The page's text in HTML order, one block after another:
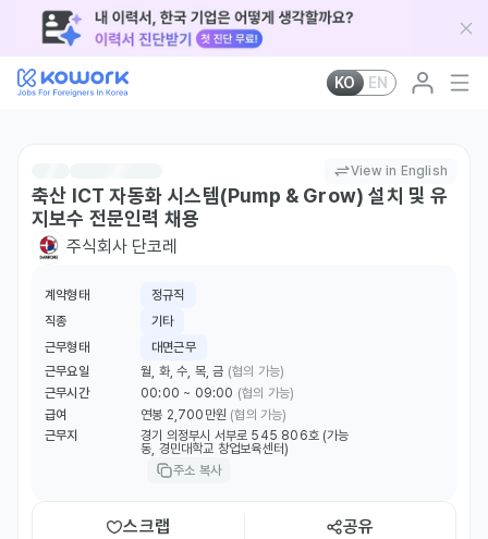
KO EN
View in English
축산 ICT 자동화 시스템(Pump & Grow) 설치 및 유
지보수 전문인력 채용
주식회사 단코레
계약형태
정규직
직종
기타
근무형태
대면근무
근무요일
월, 화, 수, 목, 금 (협의 가능)
근무시간
00:00 ~ 09:00 (협의 가능)
급여
연봉 2,700만원 (협의 가능)
근무지
경기 의정부시 서부로 545 806호 (가능
동, 경민대학교 창업보육센터)
주소 복사
스크랩 공유